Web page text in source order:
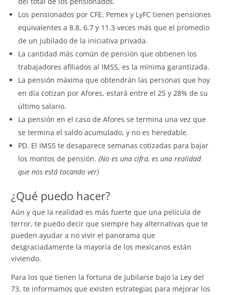
Los pensionados por CFE, Pemex y LyFC tienen pensiones
equivalentes a 8.8, 6.7 y 11.3 veces más que el promedio
de un jubilado de la iniciativa privada.
La cantidad más común de pensión que obtienen los
trabajadores afiliados al IMSS, es la mínima garantizada.
La pensión máxima que obtendrán las personas que hoy
en día cotizan por Afores, estará entre el 25 y 28% de su
último salario.
La pensión en el caso de Afores se termina una vez que
se termina el saldo acumulado, y no es heredable.
PD. El IMSS te desaparece semanas cotizadas para bajar
los montos de pensión.(No es una cifra, es una realidad
que nos está tocando ver)
¿Qué puedo hacer?
Aún y que la realidad es más fuerte que una película de
terror, te puedo decir que siempre hay alternativas que te
pueden ayudar a no vivir el panorama que
desgraciadamente la mayoría de los mexicanos están
viviendo.
Para los que tienen la fortuna de Jubilarse bajo la Ley del
73, te informamos que existen estrategias para mejorar los